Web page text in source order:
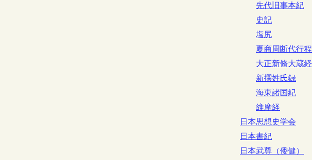
先代旧事本紀
史記
塩尻
夏商周断代行程
大正新脩大蔵経
新撰姓氏録
海東諸国紀
維摩経
日本思想史学会
日本書紀
日本武尊（倭健）